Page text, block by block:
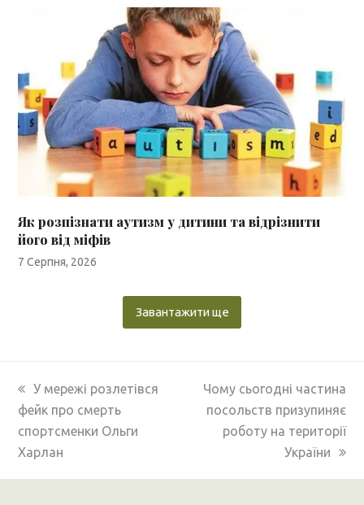
Як розпізнати аутизм у дитини та відрізнити
його від міфів
7 Серпня, 2026
Завантажити ще
previous
post:
У мережі розлетівся
фейк про смерть
спортсменки Ольги
Харлан
next
post:
Чому сьогодні частина
посольств призупиняє
роботу на території
України